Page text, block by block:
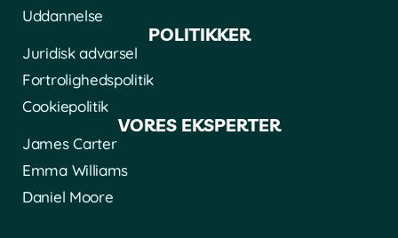
Uddannelse
POLITIKKER
Juridisk advarsel
Fortrolighedspolitik
Cookiepolitik
VORES EKSPERTER
James Carter
Emma Williams
Daniel Moore